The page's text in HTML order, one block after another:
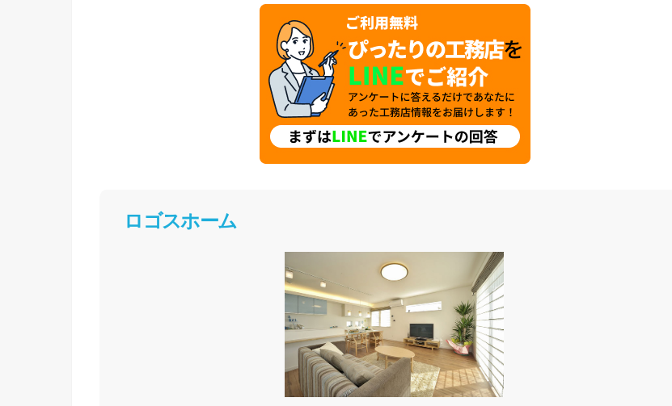
ロゴスホーム